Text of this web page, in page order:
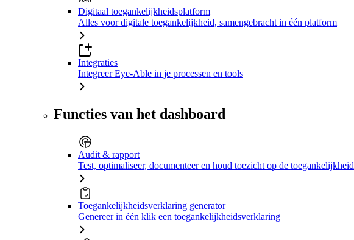
Digitaal toegankelijkheidsplatform
Alles voor digitale toegankelijkheid, samengebracht in één platform
Integraties
Integreer Eye-Able in je processen en tools
Functies van het dashboard
Audit & rapport
Test, optimaliseer, documenteer en houd toezicht op de toegankelijkheid
Toegankelijkheidsverklaring generator
Genereer in één klik een toegankelijkheidsverklaring